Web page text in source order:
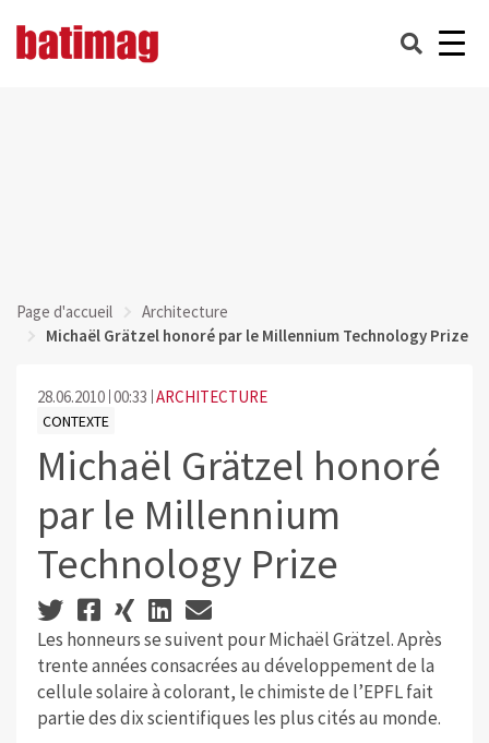
Page d'accueil
Architecture
Michaël Grätzel honoré par le Millennium Technology Prize
28.06.2010 00:33 ARCHITECTURE
CONTEXTE
Michaël Grätzel honoré
par le Millennium
Technology Prize
Les honneurs se suivent pour Michaël Grätzel. Après
trente années consacrées au développement de la
cellule solaire à colorant, le chimiste de l’EPFL fait
partie des dix scientifiques les plus cités au monde.